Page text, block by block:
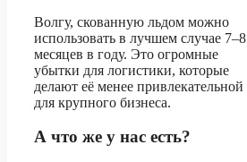
Волгу, скованную льдом можно
использовать в лучшем случае 7–8
месяцев в году. Это огромные
убытки для логистики, которые
делают её менее привлекательной
для крупного бизнеса.
А что же у нас есть?